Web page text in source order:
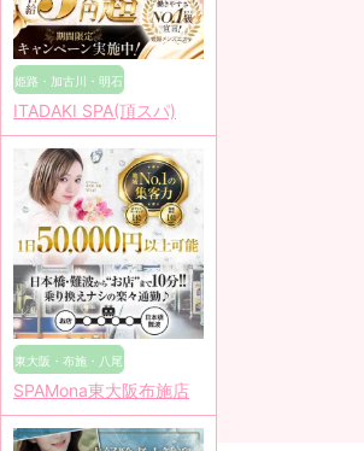
姫路・加古川・明石
ITADAKI SPA(頂スパ)
東大阪・布施・八尾
SPAMona東大阪布施店